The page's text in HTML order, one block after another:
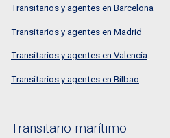
Transitarios y agentes en Barcelona
Transitarios y agentes en Madrid
Transitarios y agentes en Valencia
Transitarios y agentes en Bilbao
Transitario marítimo